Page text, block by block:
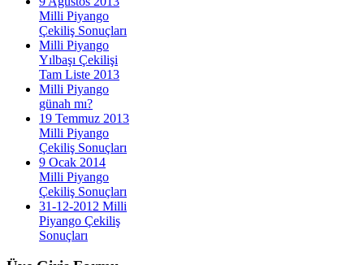
Milli Piyango
Çekiliş Sonuçları
Milli Piyango
Yılbaşı Çekilişi
Tam Liste 2013
Milli Piyango
günah mı?
19 Temmuz 2013
Milli Piyango
Çekiliş Sonuçları
9 Ocak 2014
Milli Piyango
Çekiliş Sonuçları
31-12-2012 Milli
Piyango Çekiliş
Sonuçları